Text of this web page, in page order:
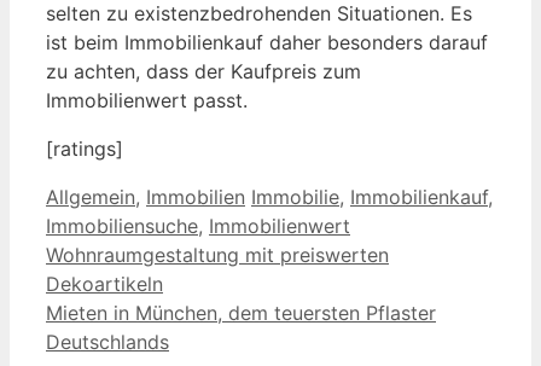
selten zu existenzbedrohenden Situationen. Es
ist beim Immobilienkauf daher besonders darauf
zu achten, dass der Kaufpreis zum
Immobilienwert passt.
[ratings]
Kategorien
Allgemein, Immobilien Schlagwörter
Immobilie, Immobilienkauf,
Immobiliensuche, Immobilienwert
Wohnraumgestaltung mit preiswerten
Dekoartikeln
Mieten in München, dem teuersten Pflaster
Deutschlands